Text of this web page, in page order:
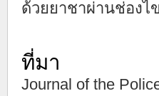
ด้วยยาชาผ่านช่องไ
ที่มา
Journal of the